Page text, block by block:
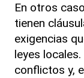
En otros
tienen
exigencias
leyes
conflictos y,